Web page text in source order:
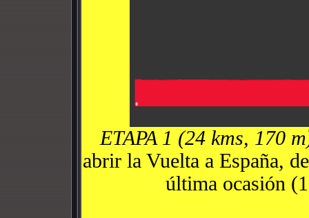
ETAPA 1 (24 kms, 170
abrir la Vuelta a España,
última ocasión